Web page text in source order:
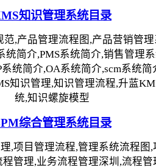
知识管理系统目录
,产品管理流程图,产品营销管
统简介,PMS系统简介,销售管理
统简介,OA系统简介,scm系统
知识管理,知识管理流程,升蓝
统,知识螺旋模型
综合管理系统目录
,项目管理流程,管理系统流程图,
管理,业务流程管理深圳,流程